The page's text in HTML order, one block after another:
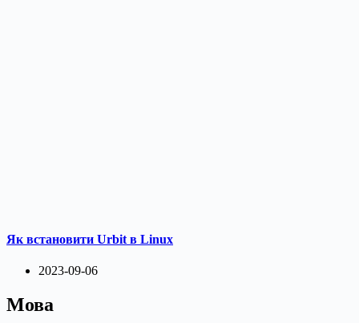
Як встановити Urbit в Linux
2023-09-06
Мова